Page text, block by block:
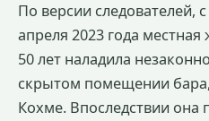
По версии следователей,
апреля 2023 года
50 лет наладила
скрытом помещении
Кохме. Впоследствии она